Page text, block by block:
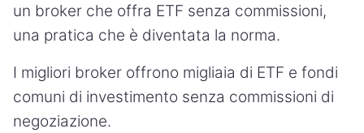
un broker che offra ETF senza commissioni,
una pratica che è diventata la norma.
I migliori broker offrono migliaia di ETF e fondi
comuni di investimento senza commissioni di
negoziazione.